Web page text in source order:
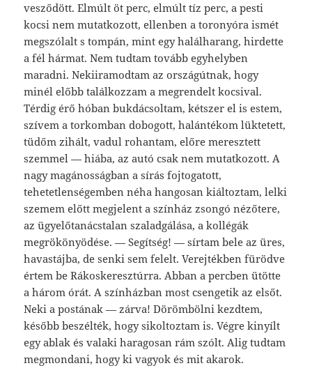
vesződött. Elmúlt öt perc, elmúlt tíz perc, a pesti
kocsi nem mutatkozott, ellenben a toronyóra ismét
megszólalt s tompán, mint egy halálharang, hirdette
a fél hármat. Nem tudtam tovább egyhelyben
maradni. Nekiiramodtam az országútnak, hogy
minél előbb találkozzam a megrendelt kocsival.
Térdig érő hóban bukdácsoltam, kétszer el is estem,
szívem a torkomban dobogott, halántékom lüktetett,
tüdőm zihált, vadul rohantam, előre meresztett
szemmel — hiába, az autó csak nem mutatkozott. A
nagy magánosságban a sírás fojtogatott,
tehetetlenségemben néha hangosan kiáltoztam, lelki
szemem előtt megjelent a színház zsongó nézőtere,
az ügyelőtanácstalan szaladgálása, a kollégák
megrökönyödése. — Segítség! — sírtam bele az üres,
havastájba, de senki sem felelt. Verejtékben fürödve
értem be Rákoskeresztúrra. Abban a percben ütötte
a három órát. A színházban most csengetik az elsőt.
Neki a postának — zárva! Dörömbölni kezdtem,
később beszélték, hogy sikoltoztam is. Végre kinyílt
egy ablak és valaki haragosan rám szólt. Alig tudtam
megmondani, hogy ki vagyok és mit akarok.